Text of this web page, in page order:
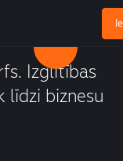
Izglītības
līdzi biznesu